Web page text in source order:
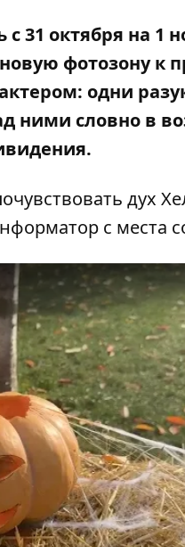
31 октября на 1
фотозону к
одни
ними словно в
дух
с места